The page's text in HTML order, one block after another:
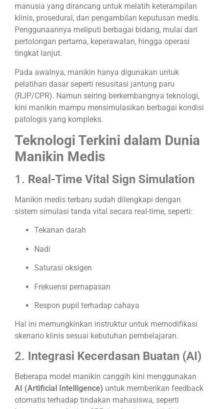
manusia yang dirancang untuk melatih keterampilan
klinis, prosedural, dan pengambilan keputusan medis.
Penggunaannya meliputi berbagai bidang, mulai dari
pertolongan pertama, keperawatan, hingga operasi
tingkat lanjut.
Pada awalnya, manikin hanya digunakan untuk
pelatihan dasar seperti resusitasi jantung paru
(RJP/CPR). Namun seiring berkembangnya teknologi,
kini manikin mampu mensimulasikan berbagai kondisi
patologis yang kompleks.
Teknologi Terkini dalam Dunia
Manikin Medis
1. Real-Time Vital Sign Simulation
Manikin medis terbaru sudah dilengkapi dengan
sistem simulasi tanda vital secara real-time, seperti:
Tekanan darah
Nadi
Saturasi oksigen
Frekuensi pernapasan
Respon pupil terhadap cahaya
Hal ini memungkinkan instruktur untuk memodifikasi
skenario klinis sesuai kebutuhan pembelajaran.
2. Integrasi Kecerdasan Buatan (AI)
Beberapa model manikin canggih kini menggunakan
AI (Artificial Intelligence) untuk memberikan feedback
otomatis terhadap tindakan mahasiswa, seperti